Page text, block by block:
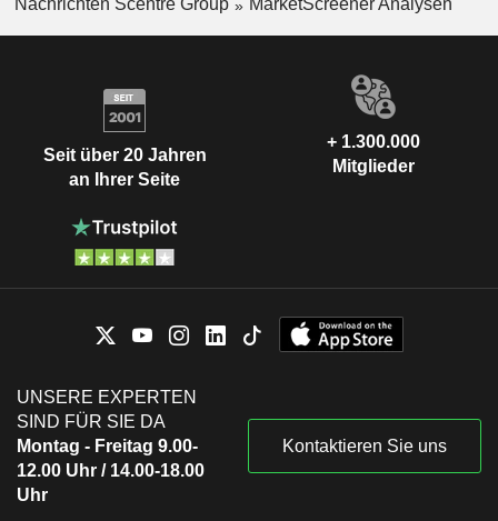
Nachrichten Scentre Group
MarketScreener Analysen
Seit über 20 Jahren
an Ihrer Seite
+ 1.300.000
Mitglieder
UNSERE EXPERTEN
SIND FÜR SIE DA
Montag - Freitag 9.00-
12.00 Uhr / 14.00-18.00
Uhr
Kontaktieren Sie uns